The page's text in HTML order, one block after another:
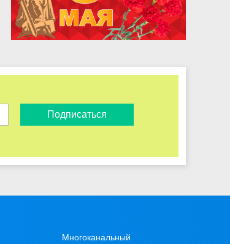
Подписаться
Многоканальный